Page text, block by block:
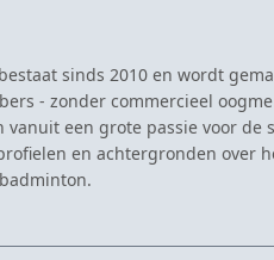
sinds 2010 en wordt
- zonder commercieel
vanuit een grote passie voor de
en achtergronden over